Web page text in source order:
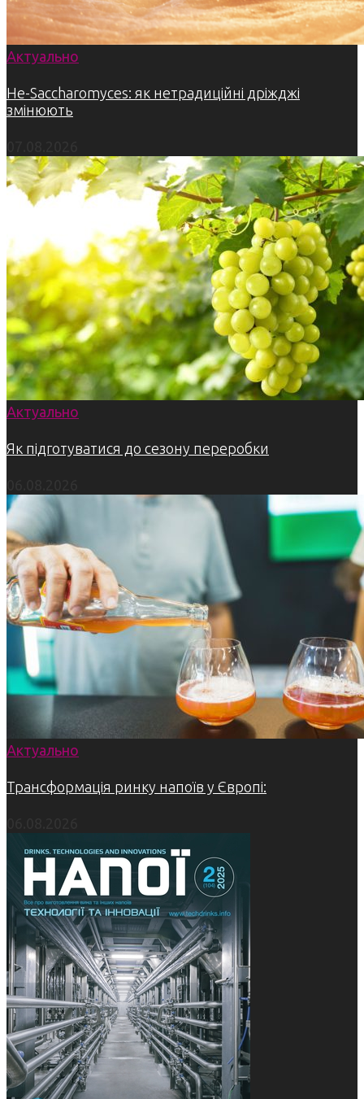
Актуально
Не-Saccharomyces: як нетрадиційні дріжджі
змінюють
Актуально
Як підготуватися до сезону переробки
Актуально
Трансформація ринку напоїв у Європі: